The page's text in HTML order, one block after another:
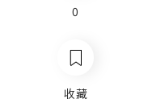
0
收藏